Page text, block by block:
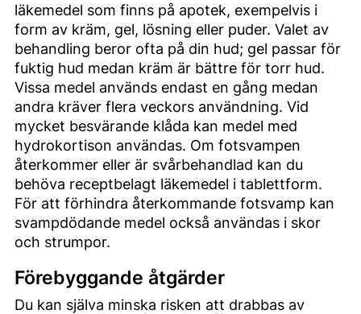
läkemedel som finns på apotek, exempelvis i
form av kräm, gel, lösning eller puder. Valet av
behandling beror ofta på din hud; gel passar för
fuktig hud medan kräm är bättre för torr hud.
Vissa medel används endast en gång medan
andra kräver flera veckors användning. Vid
mycket besvärande klåda kan medel med
hydrokortison användas. Om fotsvampen
återkommer eller är svårbehandlad kan du
behöva receptbelagt läkemedel i tablettform.
För att förhindra återkommande fotsvamp kan
svampdödande medel också användas i skor
och strumpor.
Förebyggande åtgärder
Du kan själva minska risken att drabbas av